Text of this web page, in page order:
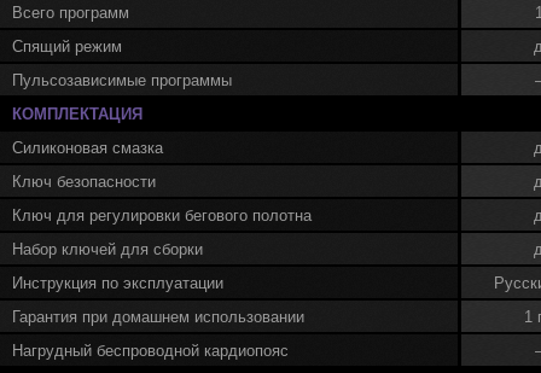
Всего программ
Спящий режим
Пульсозависимые программы
КОМПЛЕКТАЦИЯ
Силиконовая смазка
Ключ безопасности
Ключ для регулировки бегового полотна
Набор ключей для сборки
Инструкция по эксплуатации
Гарантия при домашнем использовании
1
Нагрудный беспроводной кардиопояс